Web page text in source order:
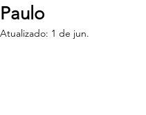
Paulo
Atualizado: 1 de jun.